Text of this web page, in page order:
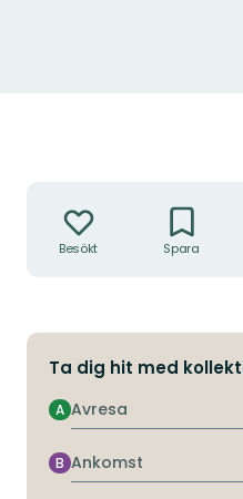
Besökt Spara
Ta dig hit med
Avresa
A
Ankomst
B